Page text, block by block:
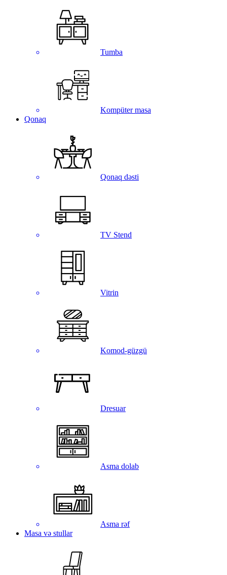
Tumba
Kompüter masa
Qonaq
Qonaq dəsti
TV Stend
Vitrin
Komod-güzgü
Dresuar
Asma dolab
Asma rəf
Masa və stullar